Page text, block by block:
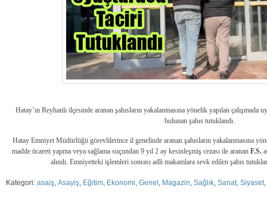
Hatay’ın Reyhanlı ilçesinde aranan şahısların yakalanmasına yönelik yapılan çalışmada
bulunan şahıs tutuklandı.
Hatay Emniyet Müdürlüğü görevlilerince il genelinde aranan şahısların yakalanmasına
madde ticareti yapma veya sağlama suçundan 9 yıl 2 ay kesinleşmiş cezası ile aranan F.S.
alındı. Emniyetteki işlemleri sonrası adli makamlara sevk edilen şahıs
Kategori: asaiş Asayiş Eğitim Ekonomi Genel Magazin Sağlık Sanat Siyaset